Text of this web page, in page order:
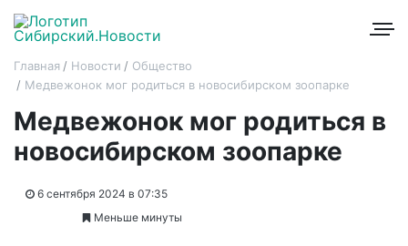
Главная Новости
Общество
Медвежонок мог родиться в новосибирском зоопарке
Медвежонок мог родиться в
новосибирском зоопарке
6 сентября 2024 в 07:35
Меньше минуты